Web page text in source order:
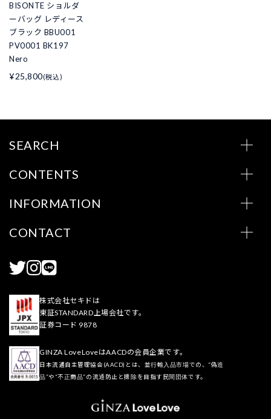
BISONTE ショルダ
ーバッグ レディース
ブラック BBU001
PV0001 BK197
Nero
¥25,800(税込)
SEARCH
CONTENTS
INFORMATION
CONTACT
株式会社セキドは
東証STANDARD上場会社です。
証券コード 9878
GINZA LoveLoveはAACDの会員企業です。
日本流通自主管理協会(AACD)とは、並行輸入品市場での、“偽造
品”や“不正商品”の流通防止と排除を目指す民間団体です。